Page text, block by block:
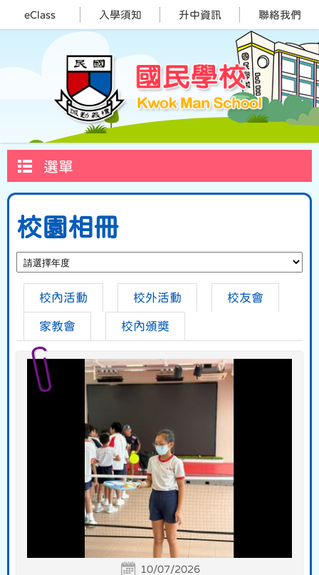
eClass 入學須知 升中資訊 聯絡我們
選單
校園相冊
校內活動 校外活動 校友會
家教會 校內頒獎
10/07/2026